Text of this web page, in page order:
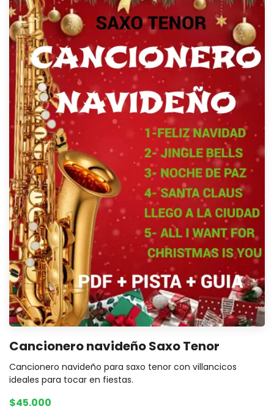
Cancionero navideño Saxo Tenor
Cancionero navideño para saxo tenor con villancicos
ideales para tocar en fiestas.
$45.000